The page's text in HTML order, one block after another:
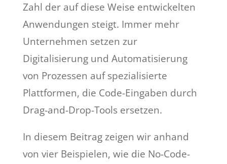
Zahl der auf diese Weise entwickelten
Anwendungen steigt. Immer mehr
Unternehmen setzen zur
Digitalisierung und Automatisierung
von Prozessen auf spezialisierte
Plattformen, die Code-Eingaben durch
Drag-and-Drop-Tools ersetzen.
In diesem Beitrag zeigen wir anhand
von vier Beispielen, wie die No-Code-